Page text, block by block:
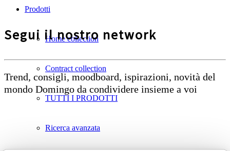
Prodotti
Home collection
Contract collection
TUTTI I PRODOTTI
Ricerca avanzata
Segui il nostro network
Trend, consigli, moodboard, ispirazioni, novità del
mondo Domingo da condividere insieme a voi